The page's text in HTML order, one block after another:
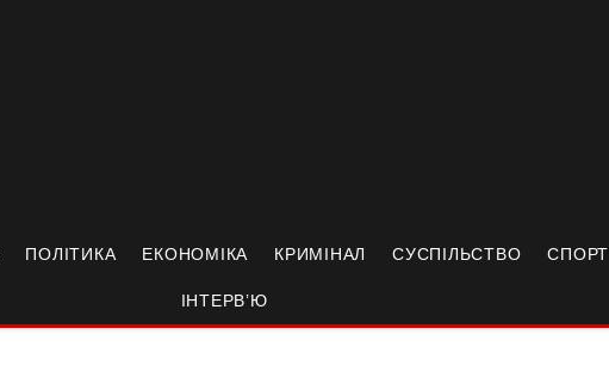
ПОЛІТИКА ЕКОНОМІКА КРИМІНАЛ СУСПІЛЬСТВО СПОРТ
ІНТЕРВ’Ю